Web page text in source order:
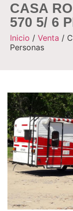
CASA
570 5/ 6
Inicio / Venta /
Personas